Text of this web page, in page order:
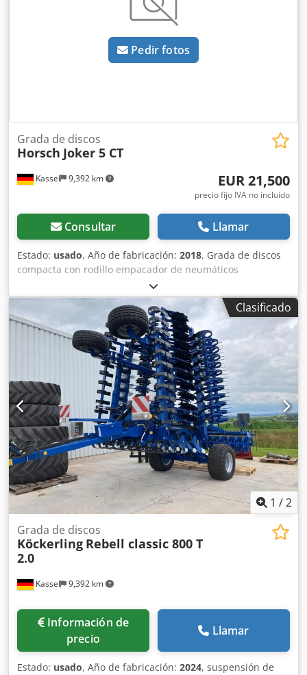
Pedir fotos
Kassel 9,392 km
Grada de discos
Horsch Joker 5 CT
EUR 21,500
precio fijo IVA no incluído
Consultar Llamar
Estado: usado, Año de fabricación: 2018, Grada de discos
compacta con rodillo empacador de neumáticos
Clasificado
1 /2
Kassel 9,392 km
Grada de discos
Köckerling Rebell classic 800 T
2.0
Información de
precio
Llamar
Estado: usado, Año de fabricación: 2024, suspensión de